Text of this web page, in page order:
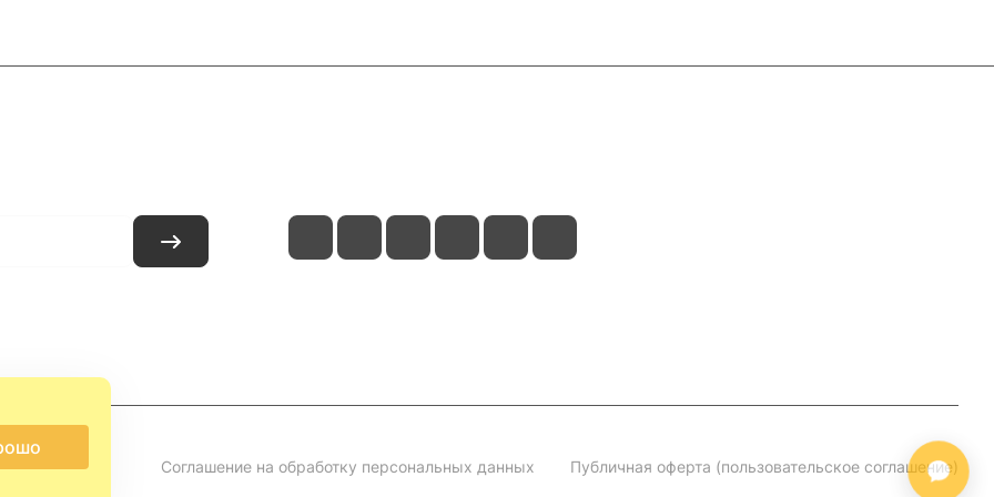
Соглашение на обработку персональных данных Публичная оферта (пользовательское соглашение)